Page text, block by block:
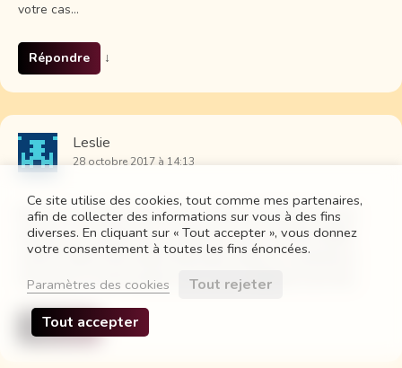
votre cas…
Répondre ↓
Leslie
28 octobre 2017 à 14:13
Non je ne connais pas du tout les biberons mimijumi, je vais
essayer. J’ai essayé avec un biberon Avent, Tommee, Bébé
confort, tétine Dodi, tétine tête plate, tétine en caoutchouc.
C’est avec le Avent qu’elle a pris sans problème la 1er fois.
Répondre ↓
Ce site utilise des cookies, tout comme mes partenaires,
afin de collecter des informations sur vous à des fins
diverses. En cliquant sur « Tout accepter », vous donnez
votre consentement à toutes les fins énoncées.
Paramètres des cookies
Tout rejeter
Tout accepter